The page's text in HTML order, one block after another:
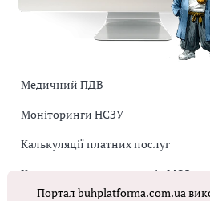
Медичний ПДВ
Моніторинги НСЗУ
Калькуляції платних послуг
Коригувальна накладна від МОЗ
Портал buhplatforma.com.ua